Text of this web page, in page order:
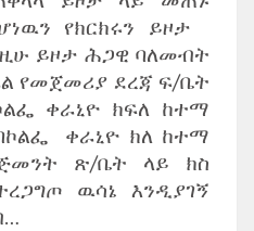
የክርክሩን ይዞታ
ይዞታ ሕጋዊ ባለመብት
የመጀመሪያ ደረጃ ፍ/ቤት
ቀራኒዮ ክፍለ ከተማ
ቀራኒዮ ክለ ከተማ
ጽ/ቤት ላይ ክስ
ዉሳኔ እንዲያገኝ